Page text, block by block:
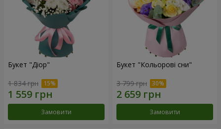
Букет "Діор"
1 834 грн
Замовити
Букет "Кольорові сни"
3 799 грн
Замовити